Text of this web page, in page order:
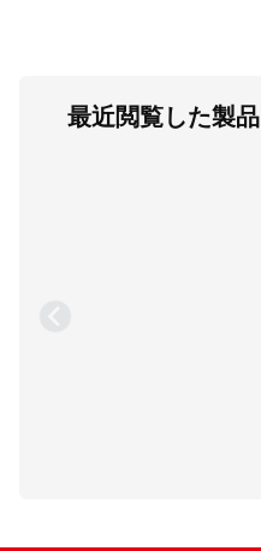
最近閲覧した製品